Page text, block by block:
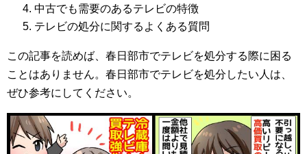
中古でも需要のあるテレビの特徴
テレビの処分に関するよくある質問
この記事を読めば、春日部市でテレビを処分する際に困る
ことはありません。春日部市でテレビを処分したい人は、
ぜひ参考にしてください。